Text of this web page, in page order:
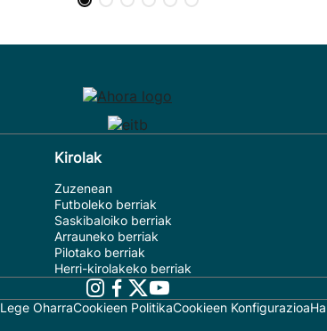
Kirolak
Zuzenean
Futboleko berriak
Saskibaloiko berriak
Arrauneko berriak
Pilotako berriak
Herri-kirolakeko berriak
Lege OharraCookieen PolitikaCookieen Konfigurazioa